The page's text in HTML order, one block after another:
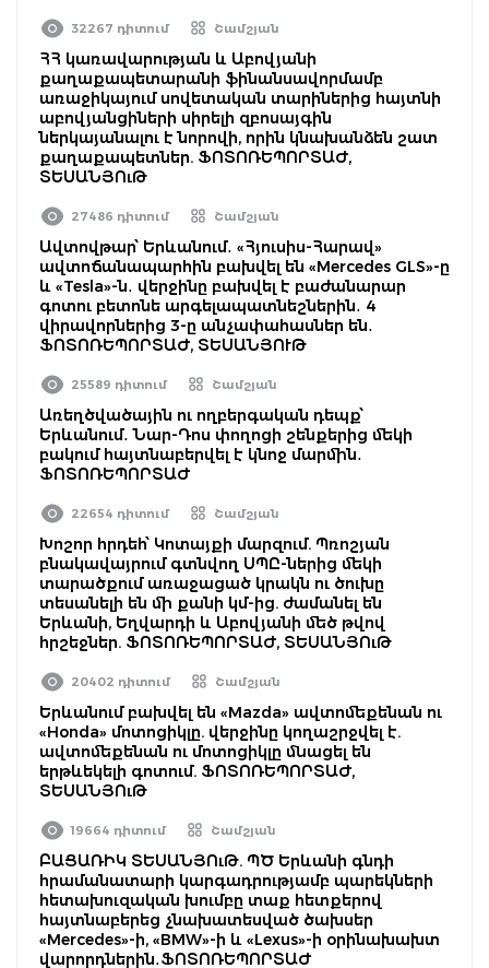
32267 դիտում Շամշյան
ՀՀ կառավարության և Աբովյանի
քաղաքապետարանի ֆինանսավորմամբ
առաջիկայում սովետական տարիներից հայտնի
աբովյանցիների սիրելի զբոսայգին
ներկայանալու է նորովի, որին կնախանձեն շատ
քաղաքապետներ. ՖՈՏՈՌԵՊՈՐՏԱԺ,
ՏԵՍԱՆՅՈւԹ
27486 դիտում Շամշյան
Ավտովթար՝ Երևանում․ «Հյուսիս-Հարավ»
ավտոճանապարհին բախվել են «Mercedes GLS»-ը
և «Tesla»-ն․ վերջինը բախվել է բաժանարար
գոտու բետոնե արգելապատնեշներին․ 4
վիրավորներից 3-ը անչափահասներ են․
ՖՈՏՈՌԵՊՈՐՏԱԺ, ՏԵՍԱՆՅՈՒԹ
25589 դիտում Շամշյան
Առեղծվածային ու ողբերգական դեպք՝
Երևանում․ Նար-Դոս փողոցի շենքերից մեկի
բակում հայտնաբերվել է կնոջ մարմին․
ՖՈՏՈՌԵՊՈՐՏԱԺ
22654 դիտում Շամշյան
Խոշոր հրդեհ՝ Կոտայքի մարզում. Պռոշյան
բնակավայրում գտնվող ՍՊԸ-ներից մեկի
տարածքում առաջացած կրակն ու ծուխը
տեսանելի են մի քանի կմ-ից. ժամանել են
Երևանի, Եղվարդի և Աբովյանի մեծ թվով
հրշեջներ. ՖՈՏՈՌԵՊՈՐՏԱԺ, ՏԵՍԱՆՅՈւԹ
20402 դիտում Շամշյան
Երևանում բախվել են «Mazda» ավտոմեքենան ու
«Honda» մոտոցիկլը. վերջինը կողաշրջվել է.
ավտոմեքենան ու մոտոցիկլը մնացել են
երթևեկելի գոտում. ՖՈՏՈՌԵՊՈՐՏԱԺ,
ՏԵՍԱՆՅՈւԹ
19664 դիտում Շամշյան
ԲԱՑԱՌԻԿ ՏԵՍԱՆՅՈւԹ. ՊԾ Երևանի գնդի
հրամանատարի կարգադրությամբ պարեկների
հետախուզական խումբը տաք հետքերով
հայտնաբերեց չնախատեսված ծախսեր
«Mercedes»-ի, «BMW»-ի և «Lexus»-ի օրինախախտ
վարորդներին․ՖՈՏՈՌԵՊՈՐՏԱԺ